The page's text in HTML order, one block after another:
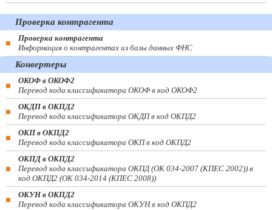
Проверка контрагента
Проверка контрагента
Информация о контрагентах из базы данных ФНС
Конвертеры
ОКОФ в ОКОФ2
Перевод кода классификатора ОКОФ в код ОКОФ2
ОКДП в ОКПД2
Перевод кода классификатора ОКДП в код ОКПД2
ОКП в ОКПД2
Перевод кода классификатора ОКП в код ОКПД2
ОКПД в ОКПД2
Перевод кода классификатора ОКПД (ОК 034-2007 (КПЕС 2002)) в
код ОКПД2 (ОК 034-2014 (КПЕС 2008))
ОКУН в ОКПД2
Перевод кода классификатора ОКУН в код ОКПД2